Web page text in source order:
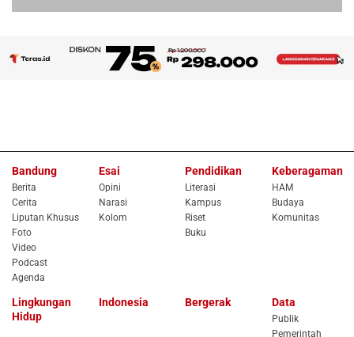
Bandung
Berita
Cerita
Liputan Khusus
Foto
Video
Podcast
Agenda
Esai
Opini
Narasi
Kolom
Pendidikan
Literasi
Kampus
Riset
Buku
Keberagaman
HAM
Budaya
Komunitas
Lingkungan
Hidup
Indonesia Bergerak Data
Publik
Pemerintah